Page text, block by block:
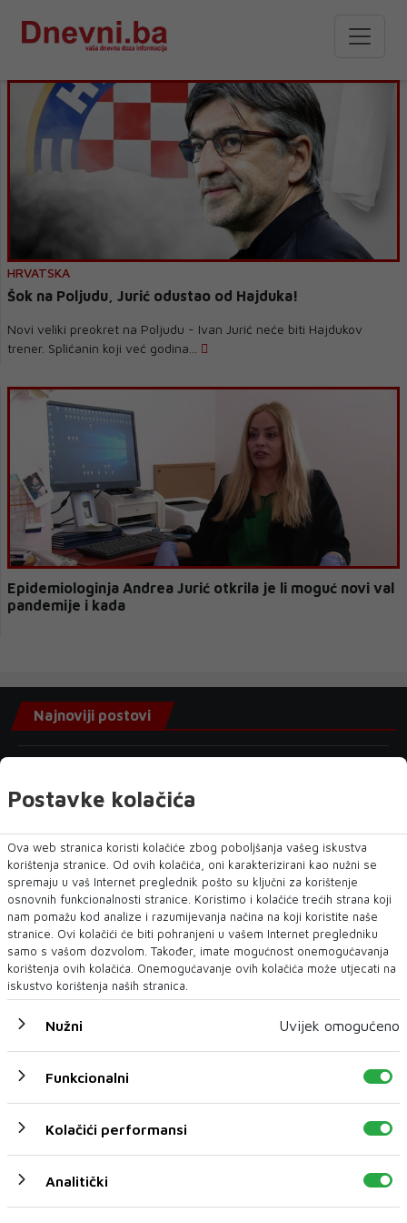
HRVATSKA
Šok na Poljudu, Jurić odustao od Hajduka!
Novi veliki preokret na Poljudu - Ivan Jurić neće biti Hajdukov
trener. Splićanin koji već godina...
Epidemiologinja Andrea Jurić otkrila je li moguć novi val
pandemije i kada
Postavke kolačića
Ova web stranica koristi kolačiće zbog poboljšanja vašeg iskustva
korištenja stranice. Od ovih kolačića, oni karakterizirani kao nužni se
spremaju u vaš Internet preglednik pošto su ključni za korištenje
osnovnih funkcionalnosti stranice. Koristimo i kolačiće trećih strana koji
nam pomažu kod analize i razumijevanja načina na koji koristite naše
stranice. Ovi kolačići će biti pohranjeni u vašem Internet pregledniku
samo s vašom dozvolom. Također, imate mogućnost onemogućavanja
korištenja ovih kolačića. Onemogućavanje ovih kolačića može utjecati na
iskustvo korištenja naših stranica.
Nužni Uvijek omogućeno
Funkcionalni
Kolačići performansi
Analitički
Najnoviji postovi
pogodio Japan. Kina se sprema na
1 h 18 min
U ŽZH brojne vatrogasne
intervencije, najveći požar u Kongori
1 h 34 min
Zvijezde im donose promjenu - dva
znaka koja bi mogla otputovati na
duže vrijeme
Velika Britanija će zabraniti
društvene mreže djeci: Počinje
1 h 49 min
Infantino-va najopasnija ideja dosad:
Svjetsko prvenstvo – i završio kao